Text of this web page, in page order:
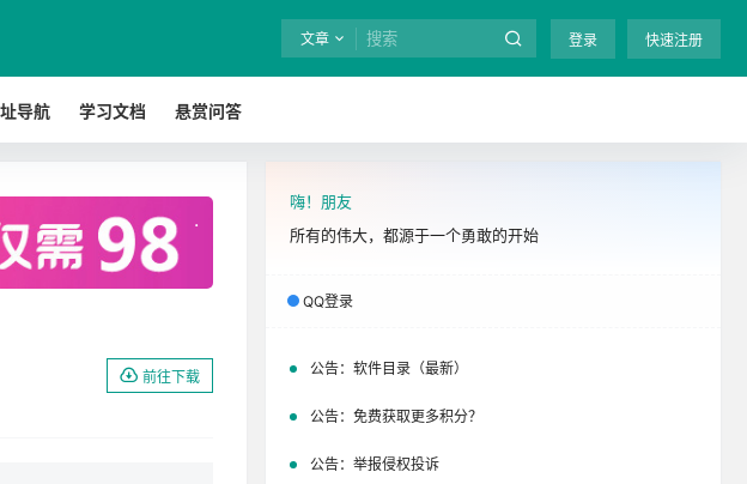
文章 登录 快速注册
导航 学习文档 悬赏问答
. 全站终身免费下载！ 立即开通
前往下载
嗨！朋友
所有的伟大，都源于一个勇敢的开始
QQ登录
公告： 软件目录（最新）
公告： 免费获取更多积分？
公告： 举报侵权投诉